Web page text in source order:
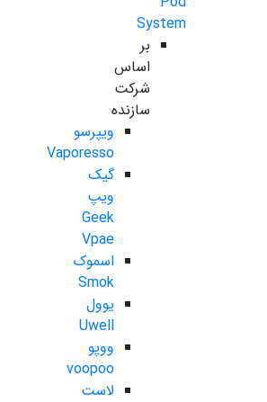
System
بر
اساس
شرکت
سازنده
ویپرسو
Vaporesso
گیک
ویپ
Geek
Vpae
اسموک
Smok
یوول
Uwell
ووپو
voopoo
لاست